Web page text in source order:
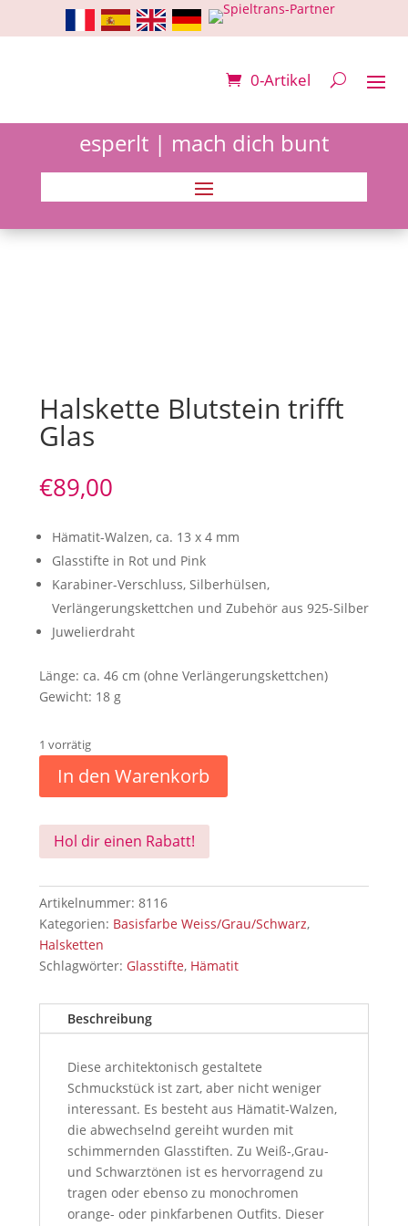
0-Artikel
esperlt | mach dich bunt
Halskette Blutstein trifft
Glas
€89,00
Hämatit-Walzen, ca. 13 x 4 mm
Glasstifte in Rot und Pink
Karabiner-Verschluss, Silberhülsen,
Verlängerungskettchen und Zubehör aus 925-Silber
Juwelierdraht
Länge: ca. 46 cm (ohne Verlängerungskettchen)
Gewicht: 18 g
1 vorrätig
In den Warenkorb
Hol dir einen Rabatt!
Artikelnummer: 8116
Kategorien: Basisfarbe Weiss/Grau/Schwarz,
Halsketten
Schlagwörter: Glasstifte, Hämatit
Beschreibung
Diese architektonisch gestaltete
Schmuckstück ist zart, aber nicht weniger
interessant. Es besteht aus Hämatit-Walzen,
die abwechselnd gereiht wurden mit
schimmernden Glasstiften. Zu Weiß-,Grau-
und Schwarztönen ist es hervorragend zu
tragen oder ebenso zu monochromen
orange- oder pinkfarbenen Outfits. Dieser